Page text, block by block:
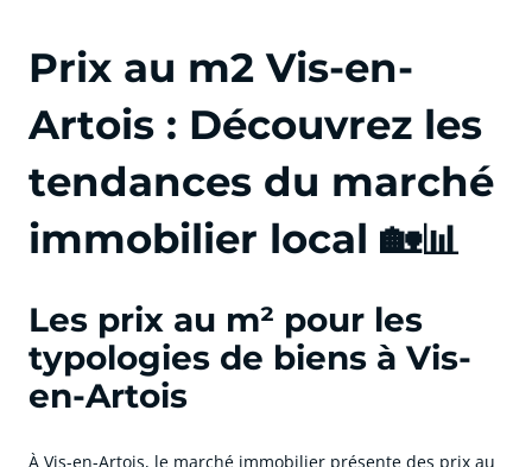
Prix au m2 Vis-en-
Artois : Découvrez les
tendances du marché
immobilier local 🏡📊
Les prix au m² pour les
typologies de biens à Vis-
en-Artois
À Vis-en-Artois, le marché immobilier présente des prix au